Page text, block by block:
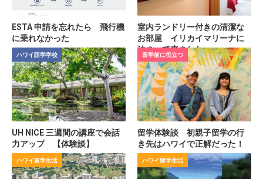
ESTA 申請を忘れたら 飛行機
に乗れなかった
室内ランドリー付きの清潔な
お部屋 イリカイマリーナに
泊まって来ました
ハワイ語学学校
UH NICE 三週間の講座で会話
力アップ 【体験談】
留学前に役立つ
留学体験談 初親子留学の行
き先はハワイで正解だった！
ハワイ留学生活 ハワイ留学生活